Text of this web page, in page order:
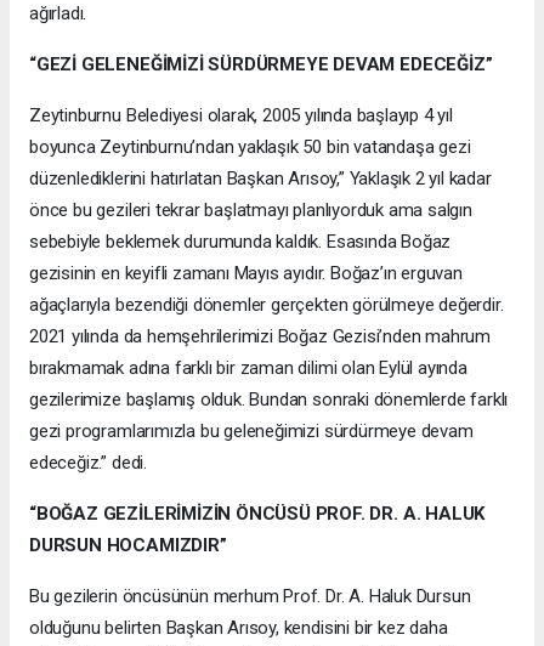
ağırladı.
“GEZİ GELENEĞİMİZİ SÜRDÜRMEYE DEVAM EDECEĞİZ”
Zeytinburnu Belediyesi olarak, 2005 yılında başlayıp 4 yıl
boyunca Zeytinburnu’ndan yaklaşık 50 bin vatandaşa gezi
düzenlediklerini hatırlatan Başkan Arısoy,” Yaklaşık 2 yıl kadar
önce bu gezileri tekrar başlatmayı planlıyorduk ama salgın
sebebiyle beklemek durumunda kaldık. Esasında Boğaz
gezisinin en keyifli zamanı Mayıs ayıdır. Boğaz’ın erguvan
ağaçlarıyla bezendiği dönemler gerçekten görülmeye değerdir.
2021 yılında da hemşehrilerimizi Boğaz Gezisi’nden mahrum
bırakmamak adına farklı bir zaman dilimi olan Eylül ayında
gezilerimize başlamış olduk. Bundan sonraki dönemlerde farklı
gezi programlarımızla bu geleneğimizi sürdürmeye devam
edeceğiz.” dedi.
“BOĞAZ GEZİLERİMİZİN ÖNCÜSÜ PROF. DR. A. HALUK
DURSUN HOCAMIZDIR”
Bu gezilerin öncüsünün merhum Prof. Dr. A. Haluk Dursun
olduğunu belirten Başkan Arısoy, kendisini bir kez daha